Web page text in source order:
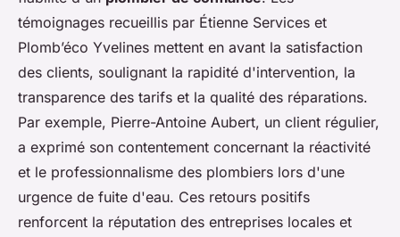
témoignages recueillis par Étienne Services et
Plomb’éco Yvelines mettent en avant la satisfaction
des clients, soulignant la rapidité d'intervention, la
transparence des tarifs et la qualité des réparations.
Par exemple, Pierre-Antoine Aubert, un client régulier,
a exprimé son contentement concernant la réactivité
et le professionnalisme des plombiers lors d'une
urgence de fuite d'eau. Ces retours positifs
renforcent la réputation des entreprises locales et